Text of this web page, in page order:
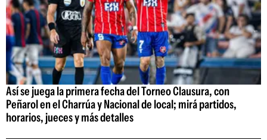
Así se juega la primera fecha del Torneo Clausura, con
Peñarol en el Charrúa y Nacional de local; mirá partidos,
horarios, jueces y más detalles